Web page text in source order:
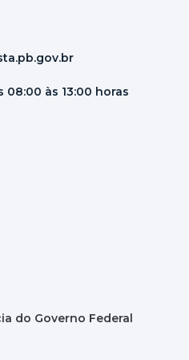
08:00 às 13:00 horas
do Governo Federal